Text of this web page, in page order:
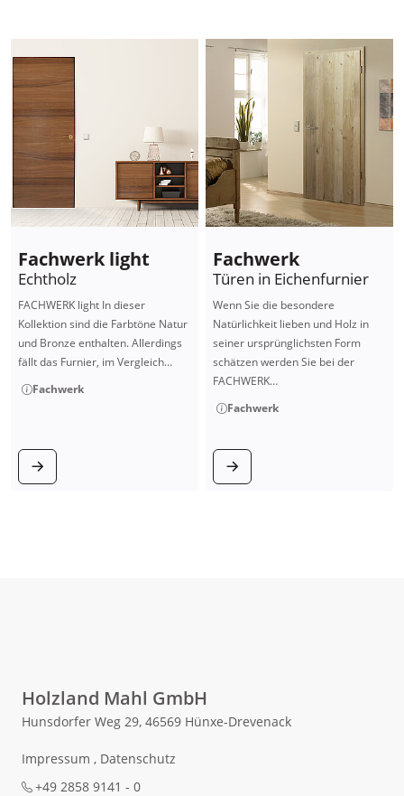
Fachwerk light
Echtholz
FACHWERK light In dieser
Kollektion sind die Farbtöne Natur
und Bronze enthalten. Allerdings
fällt das Furnier, im Vergleich…
Fachwerk
zum Produkt
Fachwerk
Türen in Eichenfurnier
Wenn Sie die besondere
Natürlichkeit lieben und Holz in
seiner ursprünglichsten Form
schätzen werden Sie bei der
FACHWERK…
Fachwerk
zum Produkt
Holzland Mahl GmbH
Hunsdorfer Weg 29, 46569 Hünxe-Drevenack
Impressum , Datenschutz
+49 2858 9141 - 0